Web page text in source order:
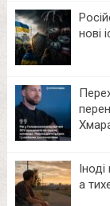
нові
а